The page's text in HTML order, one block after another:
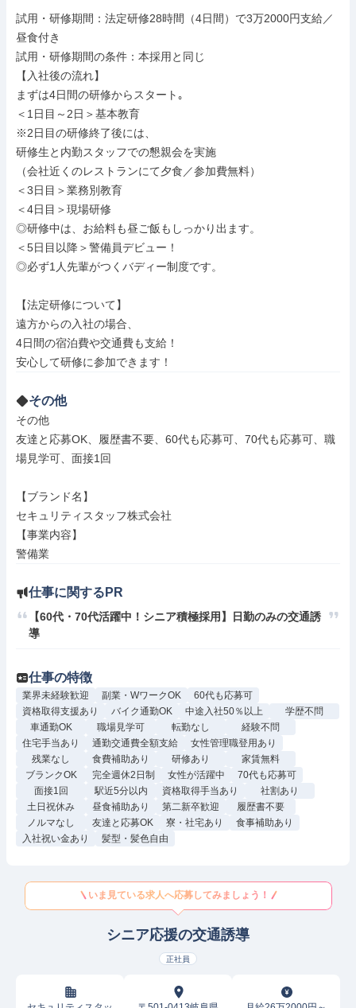
試用・研修期間：法定研修28時間（4日間）で3万2000円支給／
昼食付き
試用・研修期間の条件：本採用と同じ
【入社後の流れ】
まずは4日間の研修からスタート｡
＜1日目～2日＞基本教育
※2日目の研修終了後には、
研修生と内勤スタッフでの懇親会を実施
（会社近くのレストランにて夕食／参加費無料）
＜3日目＞業務別教育
＜4日目＞現場研修
◎研修中は、お給料も昼ご飯もしっかり出ます。
＜5日目以降＞警備員デビュー！
◎必ず1人先輩がつくバディー制度です。
【法定研修について】
遠方からの入社の場合、
4日間の宿泊費や交通費も支給！
その他
その他
友達と応募OK、履歴書不要、60代も応募可、70代も応募可、職
場見学可、面接1回
【ブランド名】
セキュリティスタッフ株式会社
【事業内容】
警備業
仕事に関するPR
【60代・70代活躍中！シニア積極採用】日勤のみの交通誘
導
仕事の特徴
業界未経験歓迎 副業・WワークOK
60代も応募可
資格取得支援あり
バイク通勤OK 中途入社50％以上
学歴不問
車通勤OK
職場見学可 転勤なし
経験不問
住宅手当あり
通勤交通費全額支給
女性管理職登用あり
残業なし
食費補助あり 研修あり
家賃無料
ブランクOK
完全週休2日制 女性が活躍中
70代も応募可
面接1回
駅近5分以内 資格取得手当あり
社割あり
土日祝休み
昼食補助あり 第二新卒歓迎
履歴書不要
ノルマなし
友達と応募OK 寮・社宅あり
食事補助あり
入社祝い金あり
髪型・髪色自由
いま見ている求人へ応募してみましょう！
シニア応援の交通誘導
正社員